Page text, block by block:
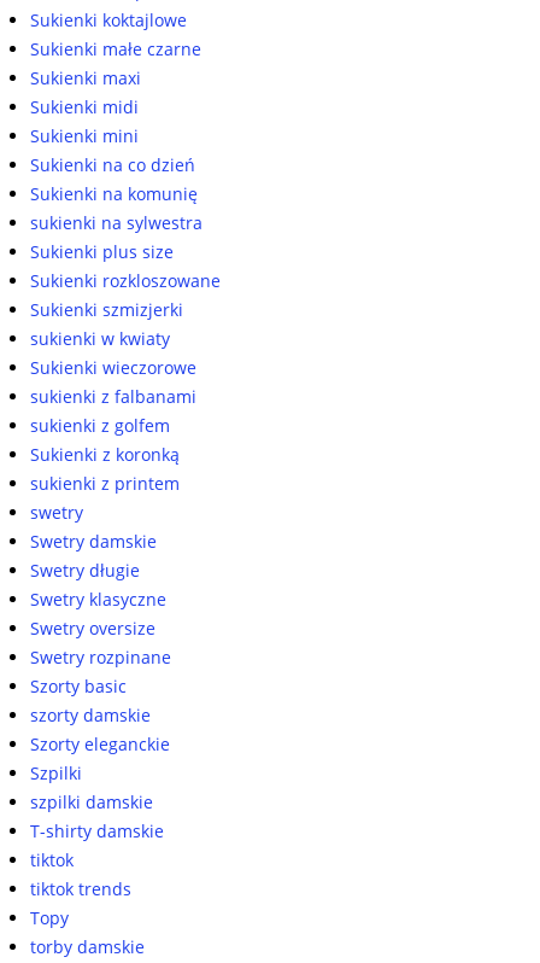
Sukienki koktajlowe
Sukienki małe czarne
Sukienki maxi
Sukienki midi
Sukienki mini
Sukienki na co dzień
Sukienki na komunię
sukienki na sylwestra
Sukienki plus size
Sukienki rozkloszowane
Sukienki szmizjerki
sukienki w kwiaty
Sukienki wieczorowe
sukienki z falbanami
sukienki z golfem
Sukienki z koronką
sukienki z printem
swetry
Swetry damskie
Swetry długie
Swetry klasyczne
Swetry oversize
Swetry rozpinane
Szorty basic
szorty damskie
Szorty eleganckie
Szpilki
szpilki damskie
T-shirty damskie
tiktok
tiktok trends
Topy
torby damskie